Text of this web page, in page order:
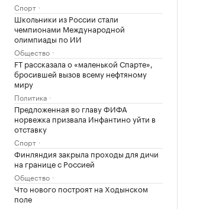
Спорт
Школьники из России стали
чемпионами Международной
олимпиады по ИИ
Общество
FT рассказала о «маленькой Спарте»,
бросившей вызов всему нефтяному
миру
Политика
Предложенная во главу ФИФА
норвежка призвала Инфантино уйти в
отставку
Спорт
Финляндия закрыла проходы для дичи
на границе с Россией
Общество
Что нового построят на Ходынском
поле